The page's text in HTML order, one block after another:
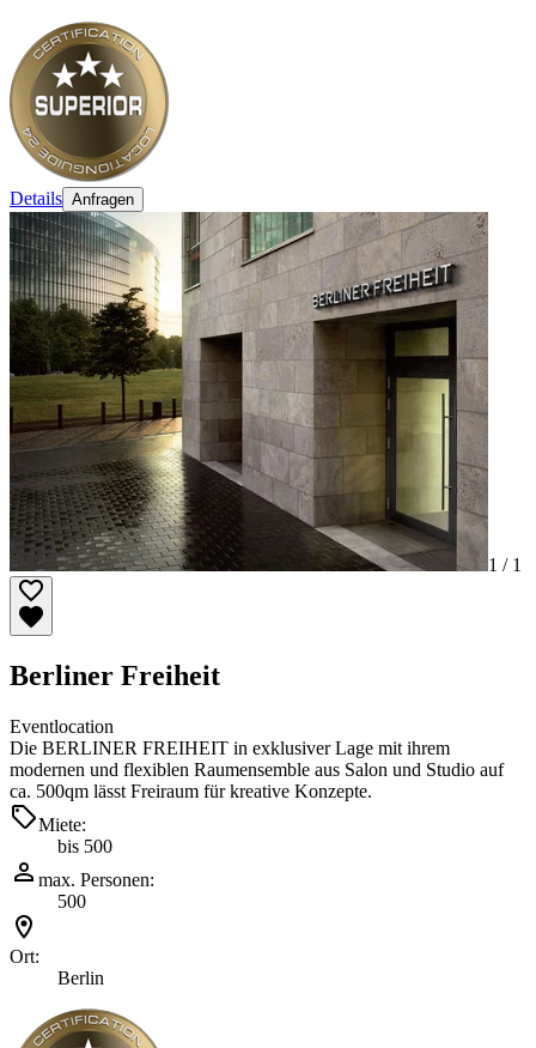
Details Anfragen
1 / 1
Berliner Freiheit
Eventlocation
Die BERLINER FREIHEIT in exklusiver Lage mit ihrem
modernen und flexiblen Raumensemble aus Salon und Studio auf
ca. 500qm lässt Freiraum für kreative Konzepte.
Miete:
bis 500
max. Personen:
500
Ort:
Berlin